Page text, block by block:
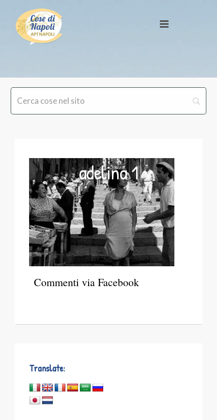
adelina 1
Commenti via Facebook
Translate: